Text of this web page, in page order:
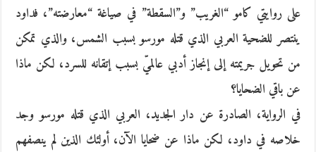
على روايتي كامو “الغريب” و”السقطة” في صياغة “معارضته”، فداود
ينتصر للضحية العربي الذي قتله مورسو بسبب الشمس، والذي تمكن
من تحويل جريمته إلى إنجاز أدبي عالميّ بسبب إتقانه للسرد، لكن ماذا
عن باقي الضحايا؟
في الرواية، الصادرة عن دار الجديد، العربي الذي قتله مورسو وجد
خلاصه في داود، لكن ماذا عن ضحايا الآن، أولئك الذين لم ينصفهم